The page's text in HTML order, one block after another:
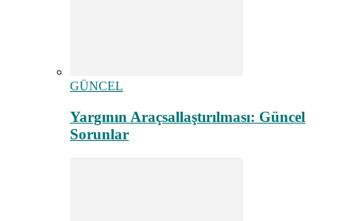
GÜNCEL
Yargının Araçsallaştırılması: Güncel
Sorunlar